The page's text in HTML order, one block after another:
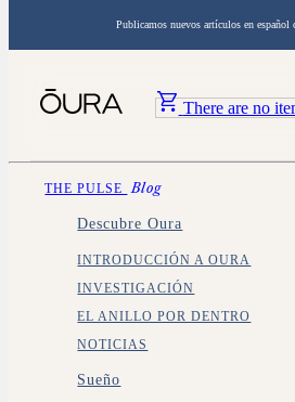
Publicamos nuevos artículos en español
There are no
THE PULSE Blog
Descubre Oura
INTRODUCCIÓN A OURA
INVESTIGACIÓN
EL ANILLO POR DENTRO
NOTICIAS
Sueño